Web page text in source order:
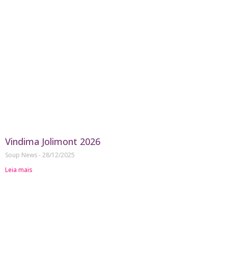
Vindima Jolimont 2026
Soup News 28/12/2025
Leia mais